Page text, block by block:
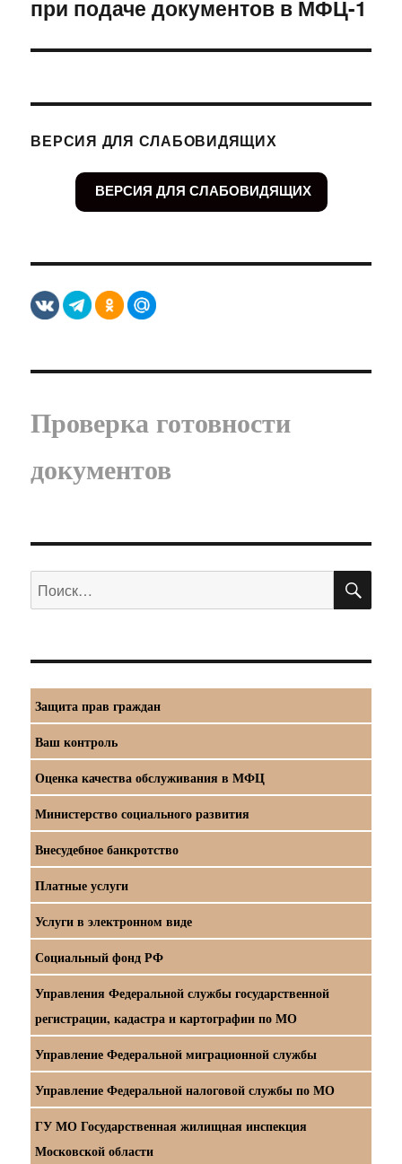
при подаче документов в МФЦ-1
ВЕРСИЯ ДЛЯ СЛАБОВИДЯЩИХ
ВЕРСИЯ ДЛЯ СЛАБОВИДЯЩИХ
Проверка готовности
документов
Искать:
Защита прав граждан
Ваш контроль
Оценка качества обслуживания в МФЦ
Министерство социального развития
Внесудебное банкротство
Платные услуги
Услуги в электронном виде
Социальный фонд РФ
Управления Федеральной службы государственной
регистрации, кадастра и картографии по МО
Управление Федеральной миграционной службы
Управление Федеральной налоговой службы по МО
ГУ МО Государственная жилищная инспекция
Московской области